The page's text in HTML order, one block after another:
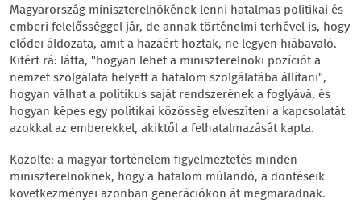
Magyarország miniszterelnökének lenni hatalmas politikai és
emberi felelősséggel jár, de annak történelmi terhével is, hogy
elődei áldozata, amit a hazáért hoztak, ne legyen hiábavaló.
Kitért rá: látta, "hogyan lehet a miniszterelnöki pozíciót a
nemzet szolgálata helyett a hatalom szolgálatába állítani",
hogyan válhat a politikus saját rendszerének a foglyává, és
hogyan képes egy politikai közösség elveszíteni a kapcsolatát
azokkal az emberekkel, akiktől a felhatalmazását kapta.
Közölte: a magyar történelem figyelmeztetés minden
miniszterelnöknek, hogy a hatalom múlandó, a döntéseik
következményei azonban generációkon át megmaradnak.